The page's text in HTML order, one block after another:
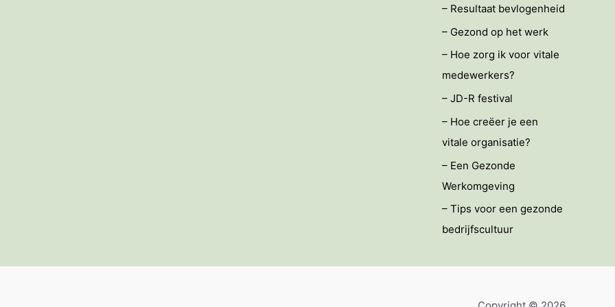
– Resultaat bevlogenheid
– Gezond op het werk
– Hoe zorg ik voor vitale
medewerkers?
– JD-R festival
– Hoe creëer je een
vitale organisatie?
– Een Gezonde
Werkomgeving
– Tips voor een gezonde
bedrijfscultuur